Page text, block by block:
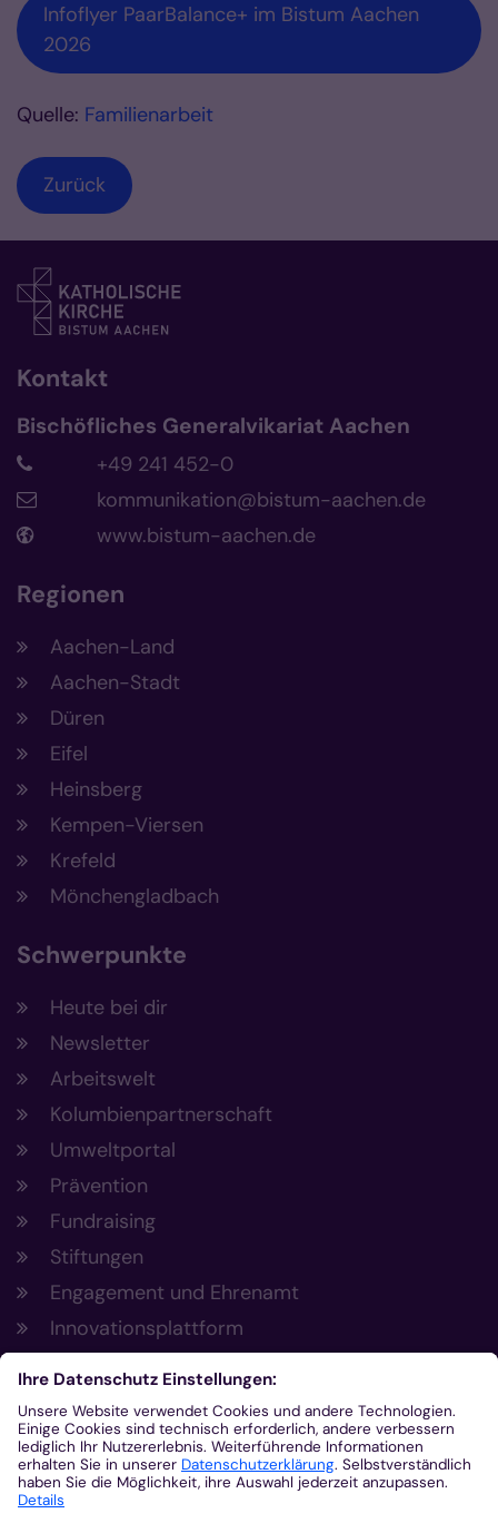
Infoflyer PaarBalance+ im Bistum Aachen
2026
Quelle: Familienarbeit
Zurück
Kontakt
Bischöfliches Generalvikariat Aachen
+49 241 452-0
kommunikation@bistum-aachen.de
www.bistum-aachen.de
Regionen
Aachen-Land
Aachen-Stadt
Düren
Eifel
Heinsberg
Kempen-Viersen
Krefeld
Mönchengladbach
Schwerpunkte
Heute bei dir
Newsletter
Arbeitswelt
Kolumbienpartnerschaft
Umweltportal
Prävention
Fundraising
Stiftungen
Engagement und Ehrenamt
Innovationsplattform
Aus der Plattform
Nachrichten
Veranstaltungen
Gottesdienste